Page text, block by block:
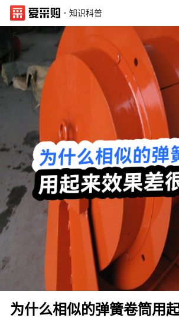
· 知识科普
为什么相似的弹簧卷筒用